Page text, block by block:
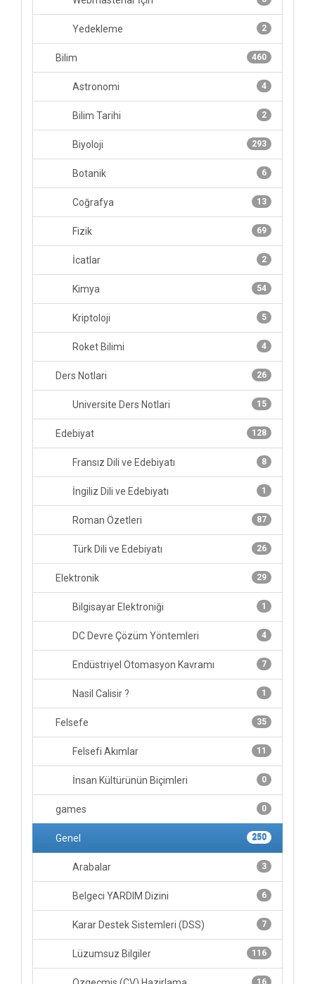
2
Yedekleme
460
Bilim
4
Astronomi
2
Bilim Tarihi
293
Biyoloji
6
Botanik
13
Coğrafya
69
Fizik
2
İcatlar
54
Kimya
5
Kriptoloji
4
Roket Bilimi
26
Ders Notlari
15
Universite Ders Notlari
128
Edebiyat
8
Fransız Dili ve Edebiyatı
1
İngiliz Dili ve Edebiyatı
87
Roman Özetleri
26
Türk Dili ve Edebiyatı
29
Elektronik
1
Bilgisayar Elektroniği
4
DC Devre Çözüm Yöntemleri
7
Endüstriyel Otomasyon Kavramı
1
Nasil Calisir ?
35
Felsefe
11
Felsefi Akımlar
0
İnsan Kültürünün Biçimleri
0
games
250
Genel
3
Arabalar
6
Belgeci YARDIM Dizini
7
Karar Destek Sistemleri (DSS)
116
Lüzumsuz Bilgiler
16